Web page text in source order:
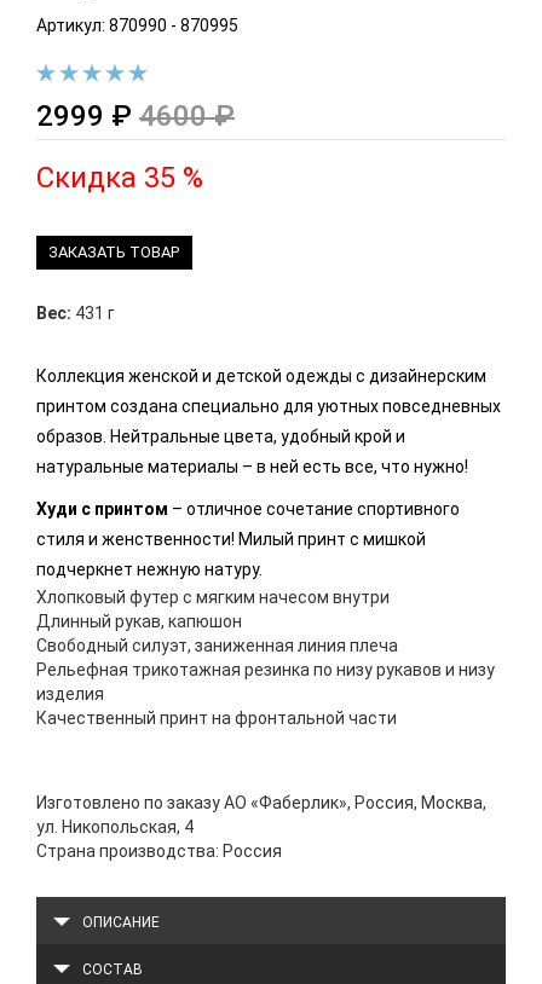
Артикул: 870990 - 870995
2999 ₽ 4600 ₽
Скидка 35 %
ЗАКАЗАТЬ ТОВАР
Вес: 431 г
Коллекция женской и детской одежды с дизайнерским
принтом создана специально для уютных повседневных
образов. Нейтральные цвета, удобный крой и
натуральные материалы – в ней есть все, что нужно!
Худи с принтом – отличное сочетание спортивного
стиля и женственности! Милый принт с мишкой
подчеркнет нежную натуру.
Хлопковый футер с мягким начесом внутри
Длинный рукав, капюшон
Свободный силуэт, заниженная линия плеча
Рельефная трикотажная резинка по низу рукавов и низу
изделия
Качественный принт на фронтальной части
Изготовлено по заказу АО «Фаберлик», Россия, Москва,
ул. Никопольская, 4
Страна производства: Россия
ОПИСАНИЕ
СОСТАВ